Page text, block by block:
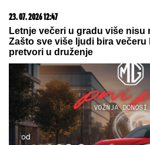
23. 07. 2026 12:47
Letnje večeri u gradu više nisu
Zašto sve više ljudi bira
pretvori u druženje